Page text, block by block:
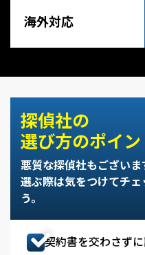
海外対応
探偵社の
選び方のポイン
悪質な探偵社もございま
選ぶ際は気をつけてチェ
う。
契約書を交わさず